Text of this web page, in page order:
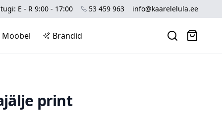
E - R 9:00 - 17:00 53 459 963 info@kaarelelula.ee
Mööbel Brändid
print